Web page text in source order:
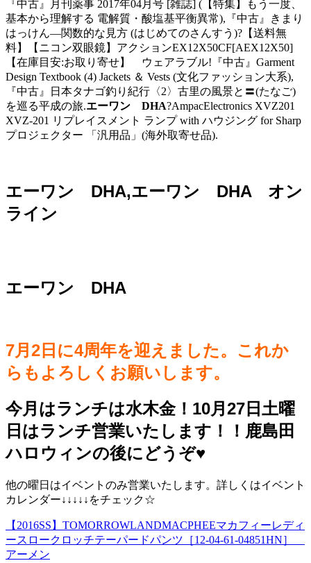
『中古』月刊薬事 2017年04月号 [雑誌] (【特集】もう一度、
基本から理解する 電解質・酸塩基平衡異常),『中古』きまり
はっけん―関数的な見方 (はじめてのさんすう)?【送料無
料】【ニコン双眼鏡】アクションEX12X50CF[AEX12X50]
【在庫目安:お取り寄せ】 ウェアラブル!『中古』Garment
Design Textbook (4) Jackets ＆ Vests (文化ファッション大系),
『中古』日本タナゴ釣り紀行〈2〉古里の風景と〓(たなご)
を巡る平成の旅.エーワン DHA?AmpacElectronics XVZ201
XVZ-201 リプレイスメント ランプ with ハウジング for Sharp
プロジェクター 「汎用品」(海外取寄せ品).
エーワン DHA,エーワン DHA オン
ライン
エーワン DHA
7月2日に4周年を迎えました。これか
らもよろしくお願いします。
今月はランチは水木金！10月27日土曜
日はランチ営業いたします！！鹿島田
ハロウィンの後にどうぞ♥️
他の曜日はイベントのみ営業いたします。詳しくはイベント
カレンダー↓↓↓↓↓をチェック☆
【2016SS】TOMORROWLANDMACPHEEマカフィーレディ
ースロークロッチテーパードパンツ［12-04-61-04851HN］
アーメン